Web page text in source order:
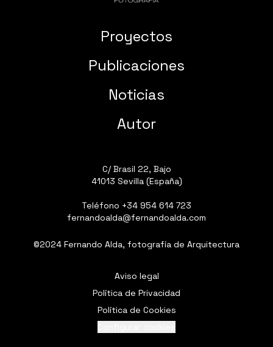
Proyectos
Publicaciones
Noticias
Autor
C/ Brasil 22, Bajo
41013 Sevilla (España)
Teléfono +34 954 614 723
fernandoalda@fernandoalda.com
©2024 Fernando Alda, fotografía de Arquitectura
Aviso legal
Política de Privacidad
Política de Cookies